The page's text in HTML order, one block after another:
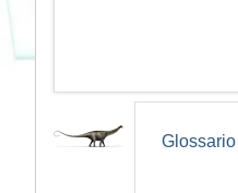
Glossario